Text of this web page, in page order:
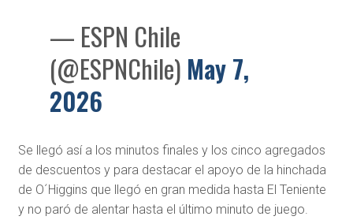
— ESPN Chile
(@ESPNChile) May 7,
2026
Se llegó así a los minutos finales y los cinco agregados
de descuentos y para destacar el apoyo de la hinchada
de O´Higgins que llegó en gran medida hasta El Teniente
y no paró de alentar hasta el último minuto de juego.